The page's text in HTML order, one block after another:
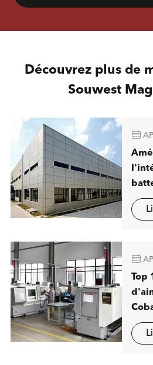
Découvrez plus de
Souwest


Top